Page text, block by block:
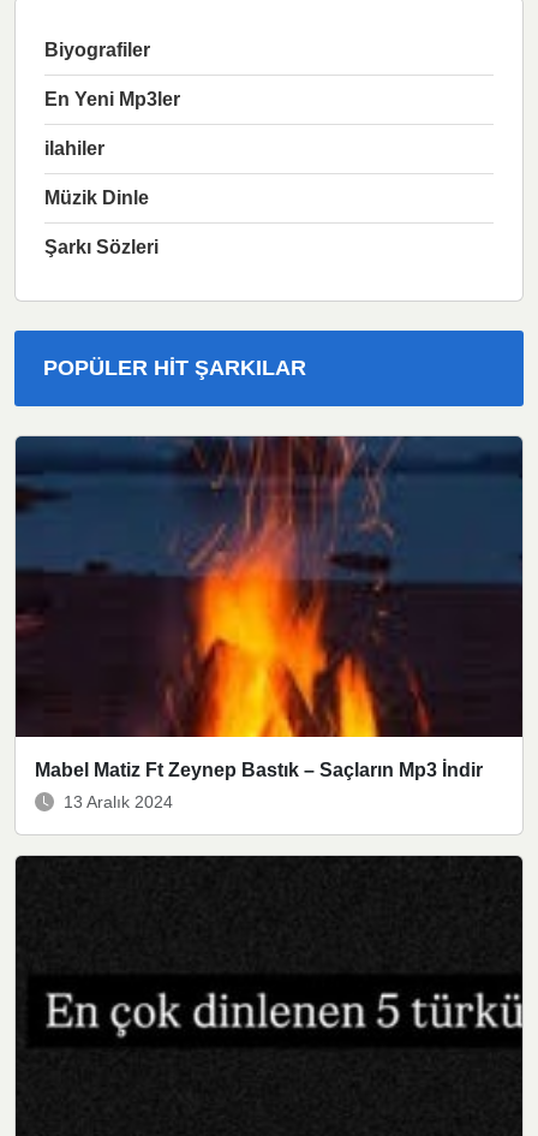
Biyografiler
En Yeni Mp3ler
ilahiler
Müzik Dinle
Şarkı Sözleri
POPÜLER HIT ŞARKILAR
Mabel Matiz Ft Zeynep Bastık – Saçların Mp3 İndir
13 Aralık 2024